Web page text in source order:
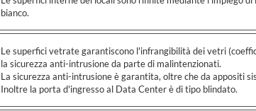
bianco.
Le superfici vetrate garantiscono l'infrangibilità dei vetri
la sicurezza anti-intrusione da parte di malintenzionati.
La sicurezza anti-intrusione è garantita, oltre che da appositi
Inoltre la porta d'ingresso al Data Center è di tipo blindato.